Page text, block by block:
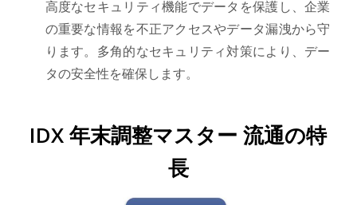
高度なセキュリティ機能でデータを保護し、企業
の重要な情報を不正アクセスやデータ漏洩から守
ります。多角的なセキュリティ対策により、デー
タの安全性を確保します。
IDX 年末調整マスター 流通の特
長